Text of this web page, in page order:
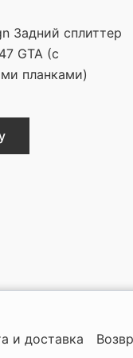
Задний сплиттер
GTA (с
планками)
и доставка